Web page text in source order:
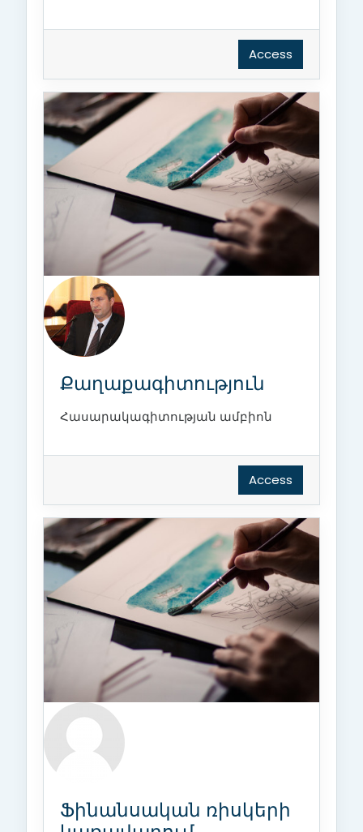
Access
Քաղաքագիտություն
Հասարակագիտության ամբիոն
Access
Ֆինանսական ռիսկերի